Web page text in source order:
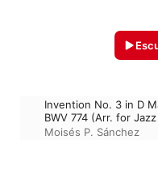
Invention No. 3 in D
BWV 774 (Arr. for
Moisés P. Sánchez